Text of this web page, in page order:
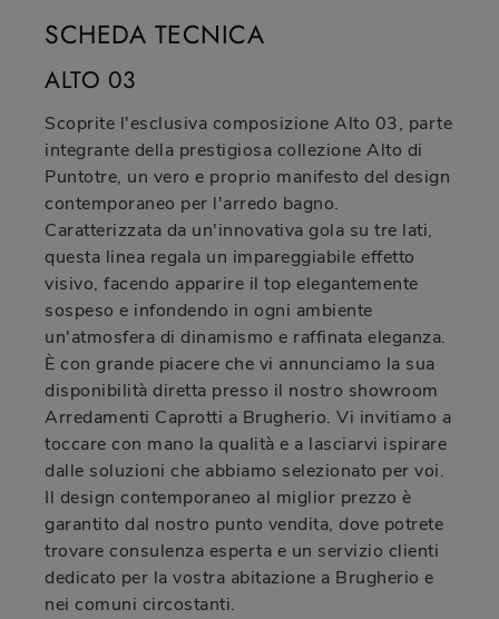
SCHEDA TECNICA
ALTO 03
Scoprite l'esclusiva composizione Alto 03, parte
integrante della prestigiosa collezione Alto di
Puntotre, un vero e proprio manifesto del design
contemporaneo per l'arredo bagno.
Caratterizzata da un'innovativa gola su tre lati,
questa linea regala un impareggiabile effetto
visivo, facendo apparire il top elegantemente
sospeso e infondendo in ogni ambiente
un'atmosfera di dinamismo e raffinata eleganza.
È con grande piacere che vi annunciamo la sua
disponibilità diretta presso il nostro showroom
Arredamenti Caprotti a Brugherio. Vi invitiamo a
toccare con mano la qualità e a lasciarvi ispirare
dalle soluzioni che abbiamo selezionato per voi.
Il design contemporaneo al miglior prezzo è
garantito dal nostro punto vendita, dove potrete
trovare consulenza esperta e un servizio clienti
dedicato per la vostra abitazione a Brugherio e
nei comuni circostanti.